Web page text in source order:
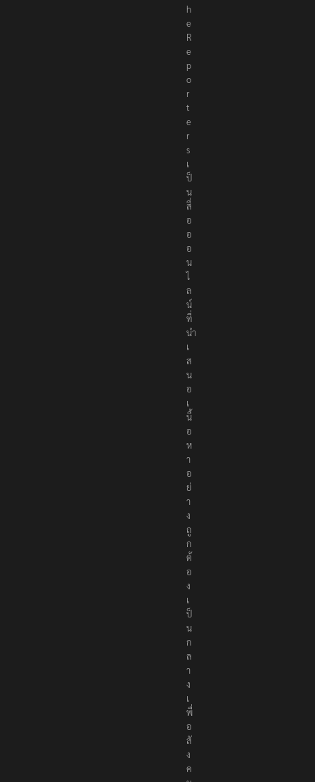
T
h
e
R
e
p
o
r
t
e
r
s
เ
ป็
น
สื่
อ
อ
อ
น
ไ
ล
น์
ที่
นำ
เ
ส
น
อ
เ
นื้
อ
ห
า
อ
ย่
า
ง
ถู
ก
ต้
อ
ง
เ
ป็
น
ก
ล
า
ง
เ
พื่
อ
สั
ง